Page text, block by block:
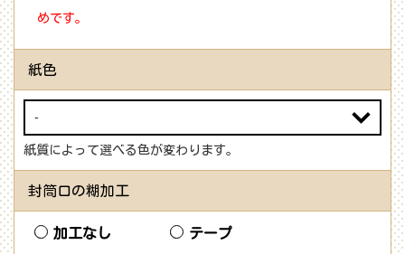
めです。
紙色
紙質によって選べる色が変わります。
封筒口の糊加工
加工なし テープ